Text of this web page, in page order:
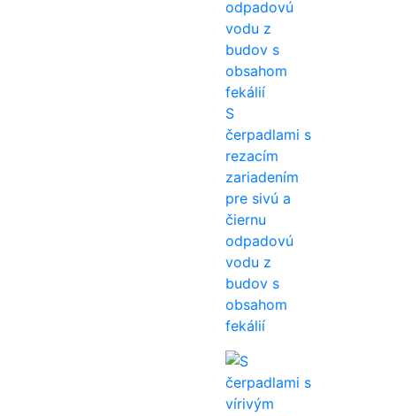
S
čerpadlami s
rezacím
zariadením
pre sivú a
čiernu
odpadovú
vodu z
budov s
obsahom
fekálií